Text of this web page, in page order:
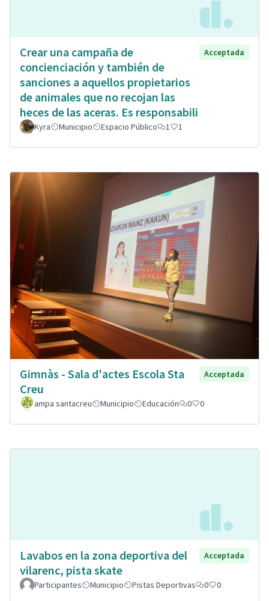
Crear una campaña de
concienciación y también de
sanciones a aquellos propietarios
de animales que no recojan las
heces de las aceras. Es responsabili
Acceptada
Kyra Municipio Espacio Público 1 1
Gimnàs - Sala d'actes Escola Sta
Creu
Acceptada
ampa santacreu Municipio Educación 0 0
Lavabos en la zona deportiva del
vilarenc, pista skate
Acceptada
Participantes Municipio Pistas Deportivas 0 0